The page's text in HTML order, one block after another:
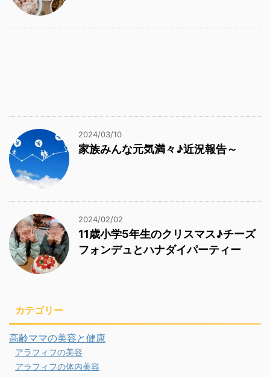
2024/03/10
家族みんな元気満々♪近況報告～
2024/02/02
11歳小学5年生のクリスマス♪チーズ
フォンデュとハナダイパーティー
カテゴリー
高齢ママの美容と健康
アラフィフの美容
アラフィフの体内美容